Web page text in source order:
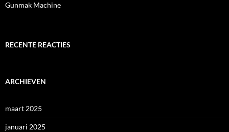
Gunmak Machine
RECENTE REACTIES
ARCHIEVEN
maart 2025
januari 2025